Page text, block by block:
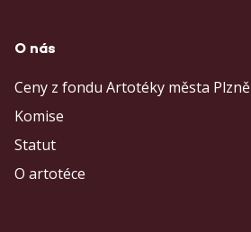
O nás
Ceny z fondu Artotéky města Plzně
Komise
Statut
O artotéce